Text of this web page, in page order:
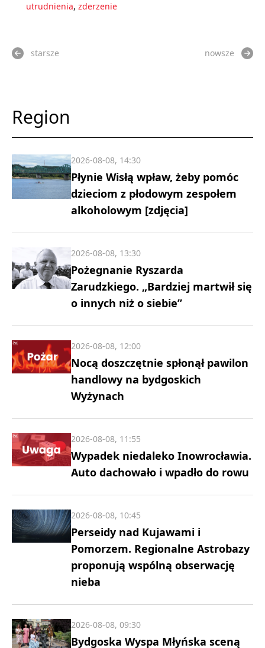
utrudnienia, zderzenie
starsze nowsze
Region
Płynie Wisłą wpław, żeby pomóc
dzieciom z płodowym zespołem
alkoholowym [zdjęcia]
2026-08-08, 14:30
Pożegnanie Ryszarda
Zarudzkiego. „Bardziej martwił się
o innych niż o siebie”
2026-08-08, 13:30
Nocą doszczętnie spłonął pawilon
handlowy na bydgoskich
Wyżynach
2026-08-08, 12:00
Wypadek niedaleko Inowrocławia.
Auto dachowało i wpadło do rowu
2026-08-08, 11:55
Perseidy nad Kujawami i
Pomorzem. Regionalne Astrobazy
proponują wspólną obserwację
nieba
2026-08-08, 10:45
Bydgoska Wyspa Młyńska sceną
2026-08-08, 09:30